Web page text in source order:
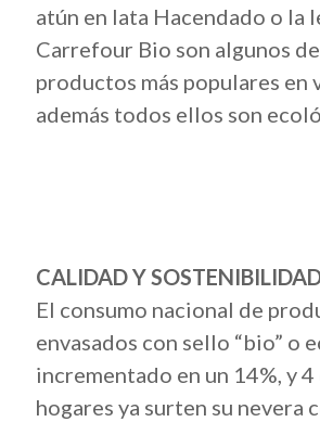
atún en lata Hacendado o la
Carrefour Bio son algunos
productos más populares en
además todos ellos son
CALIDAD Y
El consumo nacional de
envasados con sello “bio” o
incrementado en un 14%, y 4
hogares ya surten su nevera